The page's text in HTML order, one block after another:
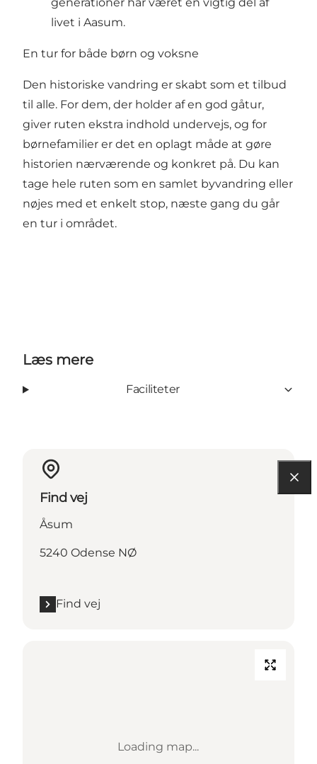
generationer har været en vigtig del af
livet i Aasum.
En tur for både børn og voksne
Den historiske vandring er skabt som et tilbud
til alle. For dem, der holder af en god gåtur,
giver ruten ekstra indhold undervejs, og for
børnefamilier er det en oplagt måde at gøre
historien nærværende og konkret på. Du kan
tage hele ruten som en samlet byvandring eller
nøjes med et enkelt stop, næste gang du går
en tur i området.
Læs mere
Faciliteter
Find vej
Åsum
5240 Odense NØ
Find vej
Loading map...